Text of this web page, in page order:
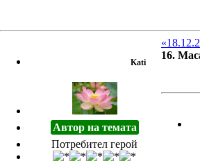
Kati
Автор на темата
Потребител герой
16.